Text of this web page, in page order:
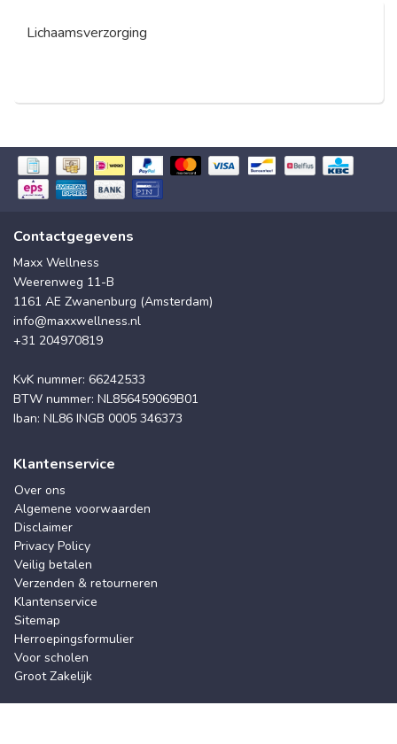
Lichaamsverzorging
Contactgegevens
Maxx Wellness
Weerenweg 11-B
1161 AE Zwanenburg (Amsterdam)
info@maxxwellness.nl
+31 204970819
KvK nummer: 66242533
BTW nummer: NL856459069B01
Iban: NL86 INGB 0005 346373
Klantenservice
Over ons
Algemene voorwaarden
Disclaimer
Privacy Policy
Veilig betalen
Verzenden & retourneren
Klantenservice
Sitemap
Herroepingsformulier
Voor scholen
Groot Zakelijk